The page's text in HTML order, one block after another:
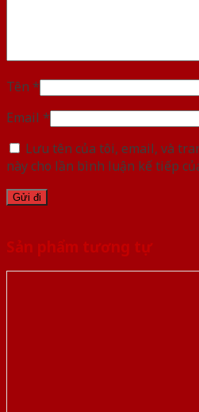
Tên *
Email *
Lưu tên của tôi, email, và
này cho lần bình luận kế tiếp
Sản phẩm tương tự